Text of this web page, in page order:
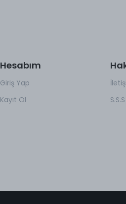
Hesabım
Giriş Yap
Kayıt Ol
S.S.S